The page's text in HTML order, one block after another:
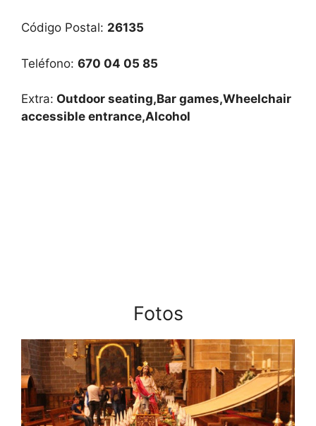
Código Postal: 26135
Teléfono: 670 04 05 85
Extra: Outdoor seating,Bar games,Wheelchair
accessible entrance,Alcohol
Fotos